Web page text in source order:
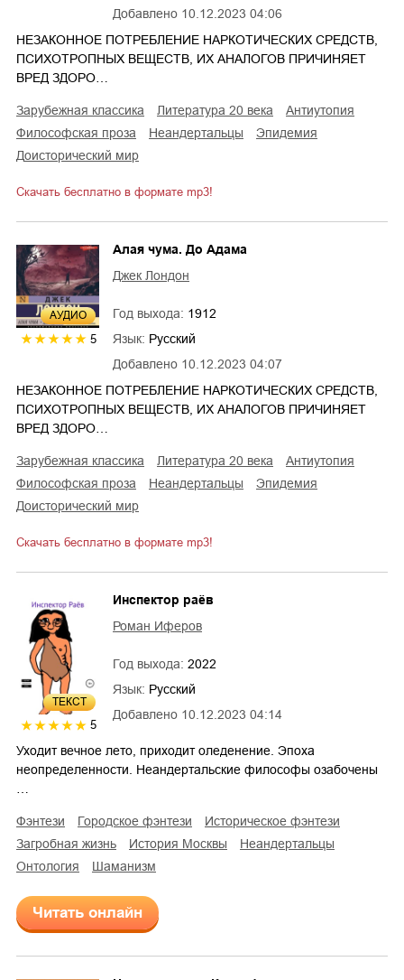
Добавлено 10.12.2023 04:06
НЕЗАКОННОЕ ПОТРЕБЛЕНИЕ НАРКОТИЧЕСКИХ СРЕДСТВ,
ПСИХОТРОПНЫХ ВЕЩЕСТВ, ИХ АНАЛОГОВ ПРИЧИНЯЕТ
ВРЕД ЗДОРО…
зарубежная классика литература 20 века
антиутопия
философская проза
неандертальцы
эпидемия
доисторический мир
Скачать бесплатно в формате mp3!
AУДИО
5
Добавлено 10.12.2023 04:07
Алая чума. До Адама
Джек Лондон
Год выхода: 1912
Язык: Русский
НЕЗАКОННОЕ ПОТРЕБЛЕНИЕ НАРКОТИЧЕСКИХ СРЕДСТВ,
ПСИХОТРОПНЫХ ВЕЩЕСТВ, ИХ АНАЛОГОВ ПРИЧИНЯЕТ
ВРЕД ЗДОРО…
зарубежная классика литература 20 века
антиутопия
философская проза
неандертальцы
эпидемия
доисторический мир
Скачать бесплатно в формате mp3!
ТЕКСТ
5
Добавлено 10.12.2023 04:14
Инспектор раёв
Роман Иферов
Год выхода: 2022
Язык: Русский
Уходит вечное лето, приходит оледенение. Эпоха
неопределенности. Неандертальские философы озабочены
фэнтези городское фэнтези
историческое фэнтези
загробная жизнь
история Москвы
неандертальцы
онтология
шаманизм
Читать онлайн